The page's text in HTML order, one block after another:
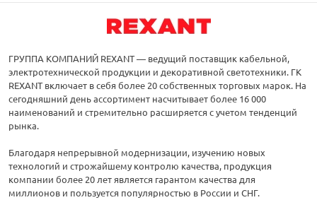
ГРУППА КОМПАНИЙ REXANT — ведущий поставщик кабельной,
электротехнической продукции и декоративной светотехники. ГК
REXANT включает в себя более 20 собственных торговых марок. На
сегодняшний день ассортимент насчитывает более 16 000
наименований и стремительно расширяется с учетом тенденций
рынка.
Благодаря непрерывной модернизации, изучению новых
технологий и строжайшему контролю качества, продукция
компании более 20 лет является гарантом качества для
миллионов и пользуется популярностью в России и СНГ.